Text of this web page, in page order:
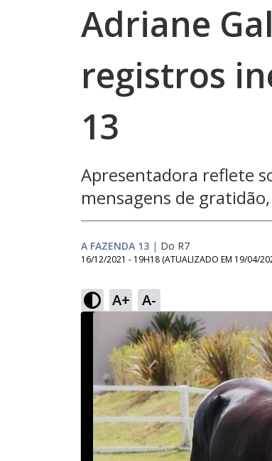
Adriane
registros
13
Apresentadora reflete
mensagens de
A FAZENDA 13 | Do R7
16/12/2021 - 19H18 (ATUALIZADO EM 19/04/
A+ A-